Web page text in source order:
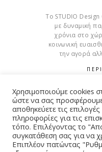
Το STUDIO Design
με δυναμική
χρόνια στο
κοινωνική
την αγορά
© Copyright 2015 – 2026 .
Χρησιμοποιούμε cookies
ώστε να σας
αποθηκεύετε τις
πληροφορίες για τις
τόπο. Επιλέγοντας το
συγκατάθεση σας για να
Επιπλέον πατώντας